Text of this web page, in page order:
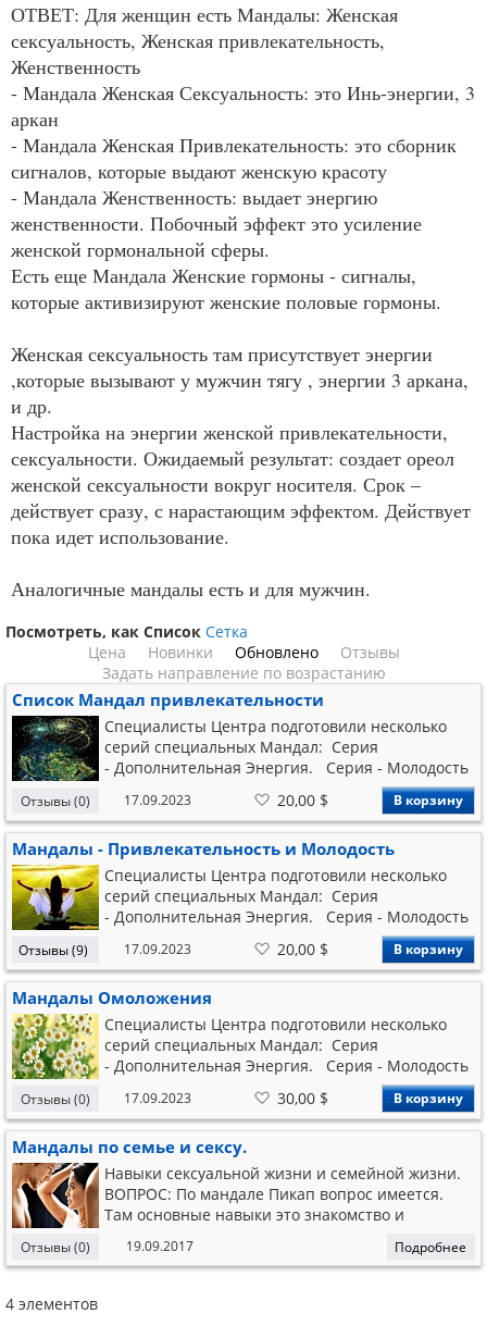
ОТВЕТ: Для женщин есть Мандалы: Женская
сексуальность, Женская привлекательность,
Женственность
- Мандала Женская Сексуальность: это Инь-энергии, 3
аркан
- Мандала Женская Привлекательность: это сборник
сигналов, которые выдают женскую красоту
- Мандала Женственность: выдает энергию
женственности. Побочный эффект это усиление
женской гормональной сферы.
Есть еще Мандала Женские гормоны - сигналы,
которые активизируют женские половые гормоны.
Женская сексуальность там присутствует энергии
,которые вызывают у мужчин тягу , энергии 3 аркана,
и др.
Настройка на энергии женской привлекательности,
сексуальности. Ожидаемый результат: создает ореол
женской сексуальности вокруг носителя. Срок –
действует сразу, с нарастающим эффектом. Действует
пока идет использование.
Аналогичные мандалы есть и для мужчин.
Посмотреть, как Список Сетка
Цена
Новинки Обновлено
Отзывы
Задать направление по возрастанию
Список Мандал привлекательности
Специалисты Центра подготовили несколько
серий специальных Мандал: Серия
- Дополнительная Энергия. Серия - Молодость
и Привлекательность. Серия - Защитные
Мандалы. Серия - Деньги. Бизнес. Успех.
Серия - Мандалы Профессиональных навыков.
Серия - Магические Мандалы. Мандалы
Магических Эгрегоров. Серия
- Витамины. Лечебные Мандалы. Прививки.
Серия - Мандалы Омоложения. Описание
принципов работы с Мандалами - здесь.
Полный перечень мандал - здесь.
Отзывы (0) 17.09.2023 В
список
желаний
20,00 $ В корзину
Мандалы - Привлекательность и Молодость
Специалисты Центра подготовили несколько
серий специальных Мандал: Серия
- Дополнительная Энергия. Серия - Молодость
и Привлекательность. Серия - Защитные
Мандалы. Серия - Деньги. Бизнес. Успех.
Серия - Мандалы Профессиональных навыков.
Серия - Магические Мандалы. Мандалы
Магических Эгрегоров. Серия
- Витамины. Лечебные Мандалы. Прививки.
Серия - Мандалы Омоложения. Описание
принципов работы с Мандалами - здесь.
Полный перечень мандал - здесь.
Отзывы (9) 17.09.2023 В
список
желаний
20,00 $ В корзину
Мандалы Омоложения
Специалисты Центра подготовили несколько
серий специальных Мандал: Серия
- Дополнительная Энергия. Серия - Молодость
и Привлекательность. Серия - Защитные
Мандалы. Серия - Деньги. Бизнес. Успех.
Серия - Мандалы Профессиональных навыков.
Серия - Магические Мандалы. Мандалы
Магических Эгрегоров. Серия
- Витамины. Лечебные Мандалы. Прививки.
Серия - Мандалы Омоложения. Описание
Полный перечень мандал - здесь.
Отзывы (0) 17.09.2023 В
список
желаний
30,00 $ В корзину
Мандалы по семье и сексу.
Навыки сексуальной жизни и семейной жизни.
ВОПРОС: По мандале Пикап вопрос имеется.
Там основные навыки это знакомство и
есть навыки физической любви и секса там
тоже есть, или это туда не относится? ОТВЕТ:
Отзывы (0) 19.09.2017 Подробнее
4 элементов